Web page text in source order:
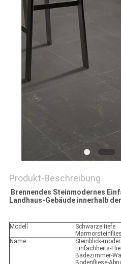
Produkt-Beschreibung
Brennendes Steinmodernes
Landhaus-Gebäude innerhalb
Modell
Schwarze tiefe
Name:
Steinblick-
Einfachheits-
Badezimmer-